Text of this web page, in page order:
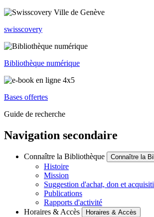
swisscovery
Bibliothèque numérique
Bases offertes
Guide de recherche
Navigation secondaire
Connaître la Bibliothèque Connaître la
Histoire
Mission
Suggestion d'achat, don et
Publications
Rapports d'activité
Horaires & Accès
Horaires & Accès